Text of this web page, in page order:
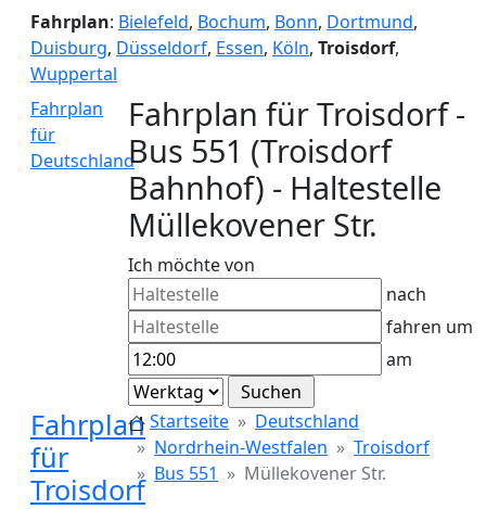
Fahrplan: Bielefeld, Bochum, Bonn, Dortmund,
Duisburg, Düsseldorf, Essen, Köln, Troisdorf,
Wuppertal
Fahrplan
für
Deutschland
Fahrplan für Troisdorf -
Bus 551 (Troisdorf
Bahnhof) - Haltestelle
Müllekovener Str.
Ich möchte von
nach
fahren um
am
Fahrplan
für
Troisdorf
Startseite
Deutschland
Nordrhein-Westfalen
Troisdorf
Bus 551
Müllekovener Str.